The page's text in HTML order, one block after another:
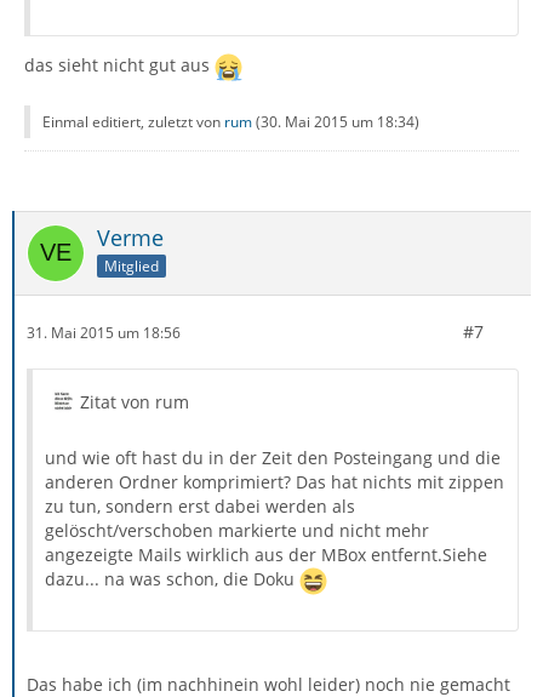
das sieht nicht gut aus
Einmal editiert, zuletzt von rum(30. Mai 2015 um 18:34)
Verme
Mitglied
31. Mai 2015 um 18:56 #7
Zitat von rum
und wie oft hast du in der Zeit den Posteingang und die
anderen Ordner komprimiert? Das hat nichts mit zippen
zu tun, sondern erst dabei werden als
gelöscht/verschoben markierte und nicht mehr
angezeigte Mails wirklich aus der MBox entfernt.Siehe
dazu... na was schon, die Doku
Das habe ich (im nachhinein wohl leider) noch nie gemacht